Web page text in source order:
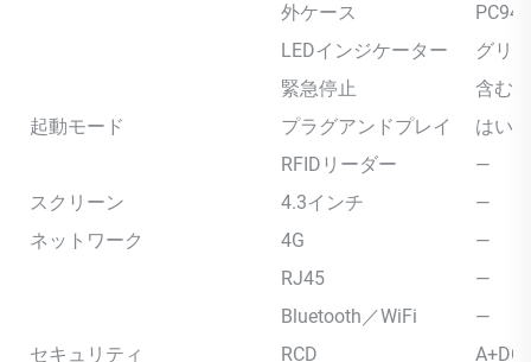
外ケース
PC940
LEDインジケーター
グリ
緊急停止
含む
起動モード
プラグアンドプレイ
はい
RFIDリーダー
—
スクリーン
4.3インチ
—
ネットワーク
4G
—
RJ45
—
Bluetooth／WiFi
—
セキュリティ
RCD